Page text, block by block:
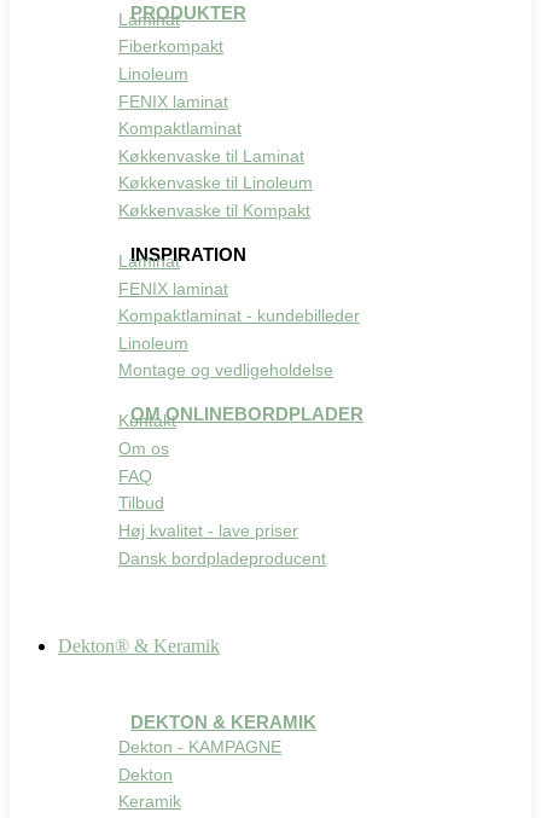
PRODUKTER
Laminat
Fiberkompakt
Linoleum
FENIX laminat
Kompaktlaminat
Køkkenvaske til Laminat
Køkkenvaske til Linoleum
Køkkenvaske til Kompakt
INSPIRATION
Laminat
FENIX laminat
Kompaktlaminat - kundebilleder
Linoleum
Montage og vedligeholdelse
OM ONLINEBORDPLADER
Kontakt
Om os
FAQ
Tilbud
Høj kvalitet - lave priser
Dansk bordpladeproducent
Dekton® & Keramik
DEKTON & KERAMIK
Dekton - KAMPAGNE
Dekton
Keramik